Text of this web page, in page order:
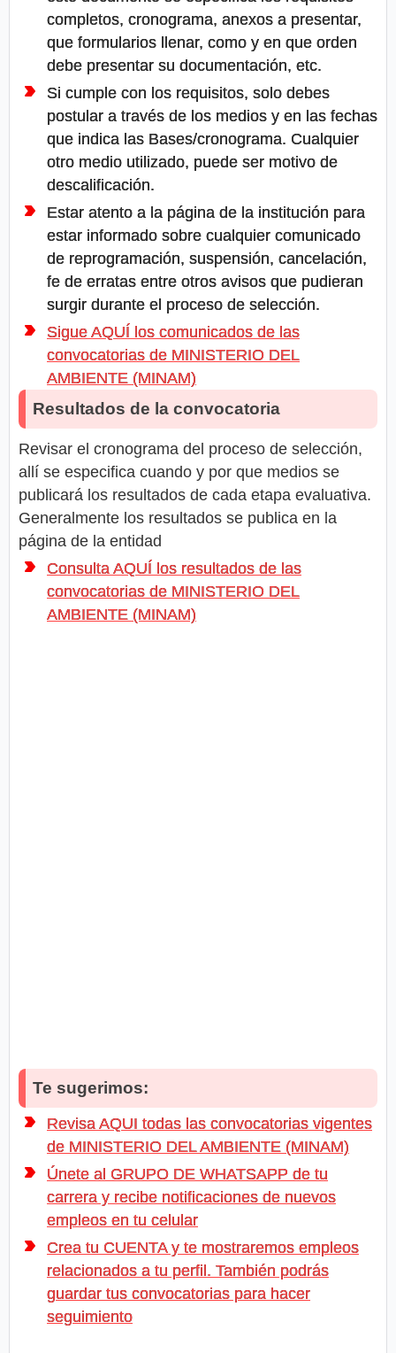
completos, cronograma, anexos a presentar,
que formularios llenar, como y en que orden
debe presentar su documentación, etc.
Si cumple con los requisitos, solo debes
postular a través de los medios y en las fechas
que indica las Bases/cronograma. Cualquier
otro medio utilizado, puede ser motivo de
descalificación.
Estar atento a la página de la institución para
estar informado sobre cualquier comunicado
de reprogramación, suspensión, cancelación,
fe de erratas entre otros avisos que pudieran
surgir durante el proceso de selección.
Sigue AQUÍ los comunicados de las
convocatorias de MINISTERIO DEL
AMBIENTE (MINAM)
Resultados de la convocatoria
Revisar el cronograma del proceso de selección,
allí se especifica cuando y por que medios se
publicará los resultados de cada etapa evaluativa.
Generalmente los resultados se publica en la
página de la entidad
Consulta AQUÍ los resultados de las
convocatorias de MINISTERIO DEL
AMBIENTE (MINAM)
Te sugerimos:
Revisa AQUI todas las convocatorias vigentes
de MINISTERIO DEL AMBIENTE (MINAM)
Únete al GRUPO DE WHATSAPP de tu
carrera y recibe notificaciones de nuevos
empleos en tu celular
Crea tu CUENTA y te mostraremos empleos
relacionados a tu perfil. También podrás
guardar tus convocatorias para hacer
seguimiento